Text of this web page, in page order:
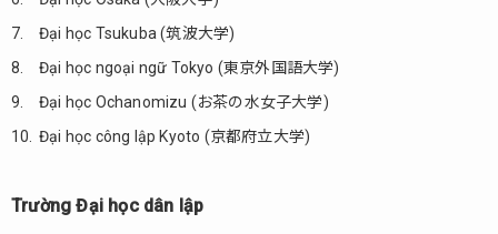
Đại học Tsukuba (筑波大学)
Đại học ngoại ngữ Tokyo (東京外国語大学)
Đại học Ochanomizu (お茶の水女子大学)
Đại học công lập Kyoto (京都府立大学)
Trường Đại học dân lập